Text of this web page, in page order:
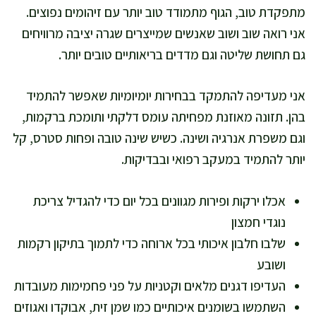
מתפקדת טוב, הגוף מתמודד טוב יותר עם זיהומים נפוצים.
אני רואה שוב ושוב שאנשים שמייצרים שגרה יציבה מרוויחים
גם תחושת שליטה וגם מדדים בריאותיים טובים יותר.
אני מעדיפה להתמקד בבחירות יומיומיות שאפשר להתמיד
בהן. תזונה מאוזנת מפחיתה עומס דלקתי ותומכת ברקמות,
וגם משפרת אנרגיה ושינה. כשיש שינה טובה ופחות סטרס, קל
יותר להתמיד במעקב רפואי ובבדיקות.
אכלו ירקות ופירות מגוונים בכל יום כדי להגדיל צריכת
נוגדי חמצון
שלבו חלבון איכותי בכל ארוחה כדי לתמוך בתיקון רקמות
ושובע
העדיפו דגנים מלאים וקטניות על פני פחמימות מעובדות
השתמשו בשומנים איכותיים כמו שמן זית, אבוקדו ואגוזים